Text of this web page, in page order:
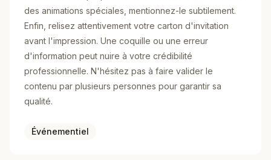
des animations spéciales, mentionnez-le subtilement.
Enfin, relisez attentivement votre carton d'invitation
avant l'impression. Une coquille ou une erreur
d'information peut nuire à votre crédibilité
professionnelle. N'hésitez pas à faire valider le
contenu par plusieurs personnes pour garantir sa
qualité.
Événementiel